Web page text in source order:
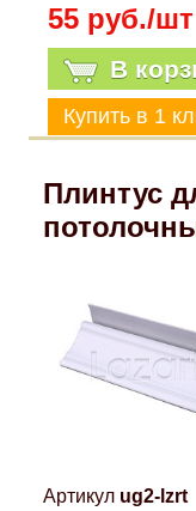
55 руб./шт
В
Плинтус
Артикул ug2-lzrt